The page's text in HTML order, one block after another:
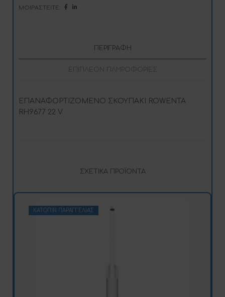
ΜΟΙΡΑΣΤΕΊΤΕ:
ΠΕΡΙΓΡΑΦΉ
ΕΠΙΠΛΈΟΝ ΠΛΗΡΟΦΟΡΊΕΣ
ΕΠΑΝΑΦΟΡΤΙΖΟΜΕΝΟ ΣΚΟΥΠΑΚΙ ROWENTA
RH9677 22 V
ΣΧΕΤΙΚΆ ΠΡΟΪΌΝΤΑ
ΚΑΤΌΠΙΝ ΠΑΡΑΓΓΕΛΊΑΣ